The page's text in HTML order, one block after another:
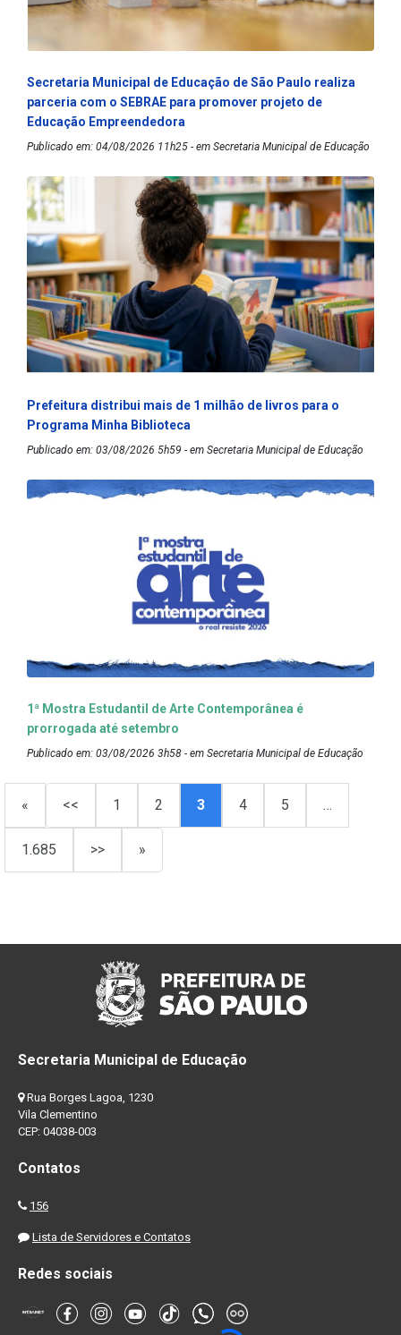
Secretaria Municipal de Educação de São Paulo realiza
parceria com o SEBRAE para promover projeto de
Educação Empreendedora
Publicado em: 04/08/2026 11h25 - em Secretaria Municipal de Educação
Prefeitura distribui mais de 1 milhão de livros para o
Programa Minha Biblioteca
Publicado em: 03/08/2026 5h59 - em Secretaria Municipal de Educação
1ª Mostra Estudantil de Arte Contemporânea é
prorrogada até setembro
Publicado em: 03/08/2026 3h58 - em Secretaria Municipal de Educação
« << 1 2 3 4 5 …
1.685 >> »
Secretaria Municipal de Educação
Rua Borges Lagoa, 1230
Vila Clementino
CEP: 04038-003
Contatos
156
Lista de Servidores e Contatos
Redes sociais